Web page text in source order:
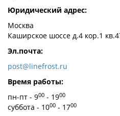
Юридический адрес:
Москва
Каширское шоссе д.4 кор.1
Эл.почта:
post@linefrost.ru
Время работы:
пн-пт - 900 - 1900
суббота - 1000 - 1700